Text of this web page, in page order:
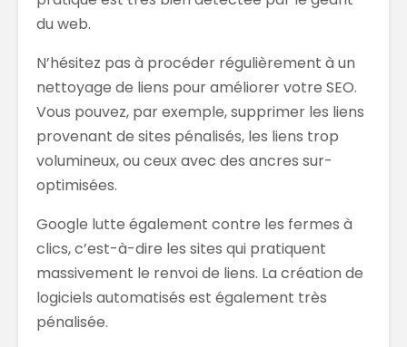
du web.
N’hésitez pas à procéder régulièrement à un
nettoyage de liens pour améliorer votre SEO.
Vous pouvez, par exemple, supprimer les liens
provenant de sites pénalisés, les liens trop
volumineux, ou ceux avec des ancres sur-
optimisées.
Google lutte également contre les fermes à
clics, c’est-à-dire les sites qui pratiquent
massivement le renvoi de liens. La création de
logiciels automatisés est également très
pénalisée.